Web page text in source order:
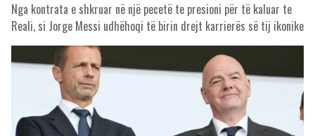
Nga kontrata e shkruar në një pecetë te presioni për të kaluar te
Reali, si Jorge Messi udhëhoqi të birin drejt karrierës së tij ikonike